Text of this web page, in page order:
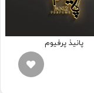
پانیذ پرفیوم